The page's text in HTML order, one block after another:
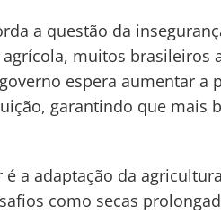
a questão da
muitos brasileiros
espera aumentar a
garantindo que mais
a adaptação da
como secas